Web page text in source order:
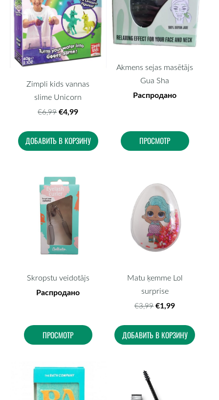
Zimpli kids vannas
slime Unicorn
€6,99 €4,99
ДОБАВИТЬ В КОРЗИНУ
Akmens sejas masētājs
Gua Sha
Распродано
ПРОСМОТР
Skropstu veidotājs
Распродано
ПРОСМОТР
Matu ķemme Lol
surprise
€3,99 €1,99
ДОБАВИТЬ В КОРЗИНУ